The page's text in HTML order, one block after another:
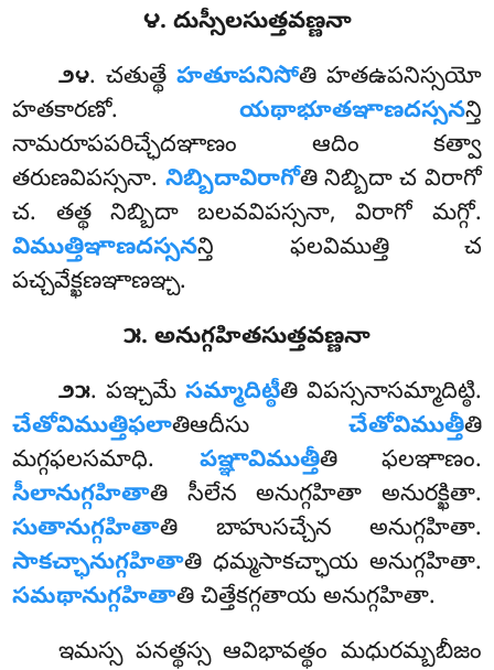
౪. దుస్సీలసుత్తవణ్ణనా
౨౪. చతుత్థే హతూపనిసోతి హతఉపనిస్సయో
హతకారణో. యథాభూతఞాణదస్సనన్తి
నామరూపపరిచ్ఛేదఞాణం ఆదిం కత్వా
తరుణవిపస్సనా. నిబ్బిదావిరాగోతి నిబ్బిదా చ విరాగో
చ. తత్థ నిబ్బిదా బలవవిపస్సనా, విరాగో మగ్గో.
విముత్తిఞాణదస్సనన్తి ఫలవిముత్తి చ
పచ్చవేక్ఖణఞాణఞ్చ.
౫. అనుగ్గహితసుత్తవణ్ణనా
౨౫. పఞ్చమే సమ్మాదిట్ఠీతి విపస్సనాసమ్మాదిట్ఠి.
చేతోవిముత్తిఫలాతిఆదీసు చేతోవిముత్తీతి
మగ్గఫలసమాధి. పఞ్ఞావిముత్తీతి ఫలఞాణం.
సీలానుగ్గహితాతి సీలేన అనుగ్గహితా అనురక్ఖితా.
సుతానుగ్గహితాతి బాహుసచ్చేన అనుగ్గహితా.
సాకచ్ఛానుగ్గహితాతి ధమ్మసాకచ్ఛాయ అనుగ్గహితా.
సమథానుగ్గహితాతి చిత్తేకగ్గతాయ అనుగ్గహితా.
ఇమస్స పనత్థస్స ఆవిభావత్థం మధురమ్బబీజం